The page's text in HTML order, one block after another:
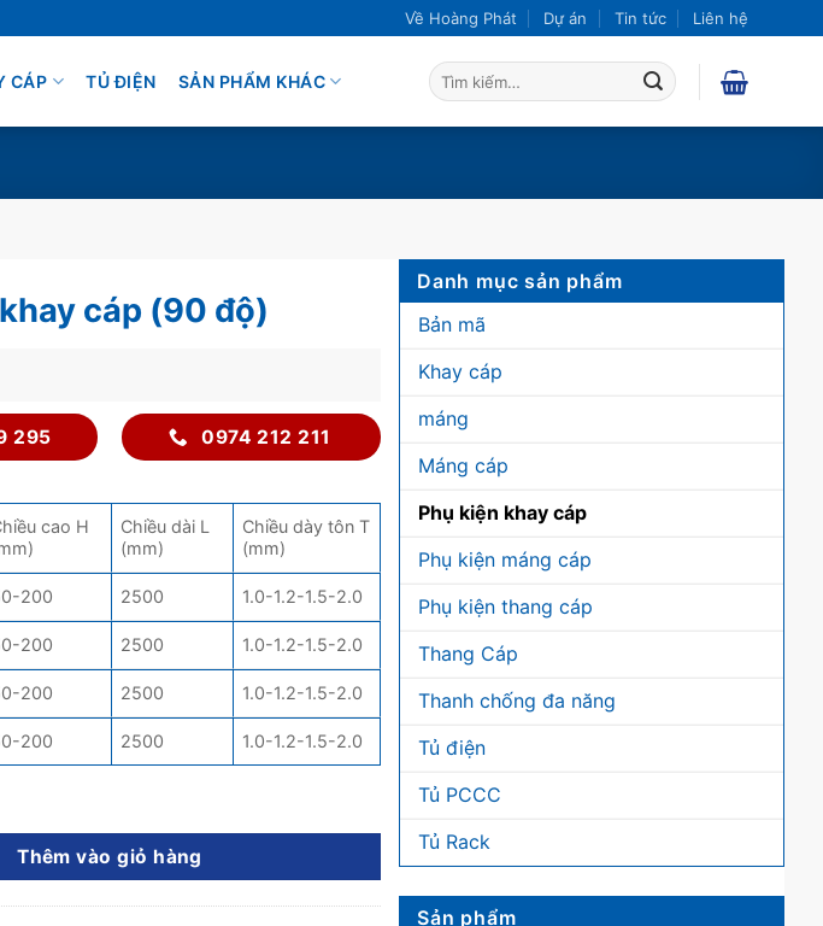
Về Hoàng Phát Dự án Tin tức Liên hệ
CÁP TỦ ĐIỆN SẢN PHẨM KHÁC
Tìm
kiếm:
Danh mục sản phẩm
Bản mã
Khay cáp
máng
Máng cáp
Phụ kiện khay cáp
Phụ kiện máng cáp
Phụ kiện thang cáp
Thang Cáp
Thanh chống đa năng
Tủ điện
Tủ PCCC
Tủ Rack
Sản phẩm
cáp (90 độ)
295 0974 212 211
cao H
Chiều dài L
(mm)
Chiều dày tôn T
(mm)
200 2500 1.0-1.2-1.5-2.0
200 2500 1.0-1.2-1.5-2.0
200 2500 1.0-1.2-1.5-2.0
200 2500 1.0-1.2-1.5-2.0
độ) số lượng
Thêm vào giỏ hàng